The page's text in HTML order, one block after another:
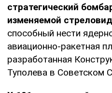
стратегический
изменяемой
способный нести
авиационно-ракетная
разработанная
Туполева в Советском